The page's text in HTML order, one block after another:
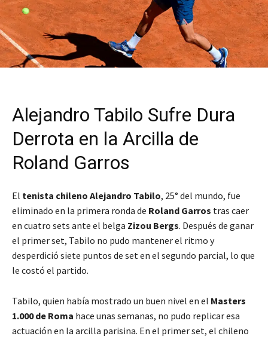
Alejandro Tabilo Sufre Dura
Derrota en la Arcilla de
Roland Garros
El tenista chileno Alejandro Tabilo, 25° del mundo, fue
eliminado en la primera ronda de Roland Garros tras caer
en cuatro sets ante el belga Zizou Bergs. Después de ganar
el primer set, Tabilo no pudo mantener el ritmo y
desperdició siete puntos de set en el segundo parcial, lo que
le costó el partido.
Tabilo, quien había mostrado un buen nivel en el Masters
1.000 de Roma hace unas semanas, no pudo replicar esa
actuación en la arcilla parisina. En el primer set, el chileno